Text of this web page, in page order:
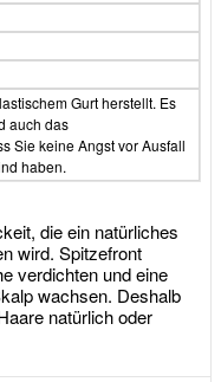
Gurt herstellt. Es
auch das
Sie keine Angst vor Ausfall
haben.
die ein natürliches
wird. Spitzefront
verdichten und eine
wachsen. Deshalb
natürlich oder